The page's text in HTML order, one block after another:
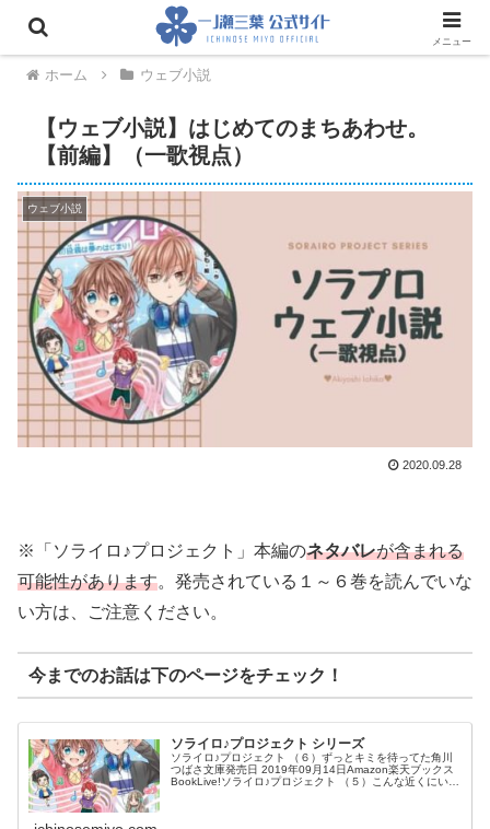
ホーム ウェブ小説
【ウェブ小説】はじめてのまちあわせ。
【前編】（一歌視点）
ウェブ小説
2020.09.28
※「ソライロ♪プロジェクト」本編のネタバレが含まれる
可能性があります。発売されている１～６巻を読んでいな
い方は、ご注意ください。
今までのお話は下のページをチェック！
ソライロ♪プロジェクト シリーズ
ソライロ♪プロジェクト （６）ずっとキミを待ってた角川
つばさ文庫発売日 2019年09月14日Amazon楽天ブックス
BookLive!ソライロ♪プロジェクト （５）こんな近くにいた
メニュー